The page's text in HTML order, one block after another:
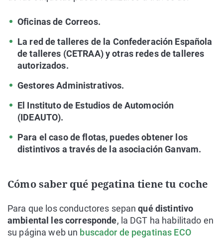
Oficinas de Correos.
La red de talleres de la Confederación Española
de talleres (CETRAA) y otras redes de talleres
autorizados.
Gestores Administrativos.
El Instituto de Estudios de Automoción
(IDEAUTO).
Para el caso de flotas, puedes obtener los
distintivos a través de la asociación Ganvam.
Cómo saber qué pegatina tiene tu coche
Para que los conductores sepanqué distintivo
ambiental les corresponde, la DGT ha habilitado en
su página web un buscador de pegatinas ECO